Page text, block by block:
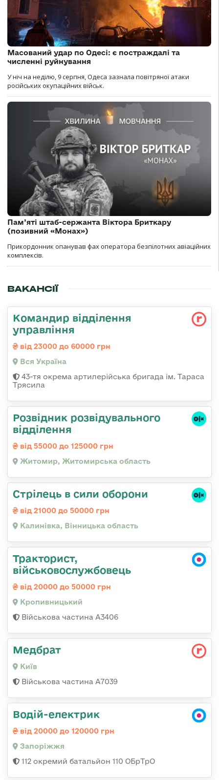
Масований удар по Одесі: є постраждалі та
численні руйнування
У ніч на неділю, 9 серпня, Одеса зазнала повітряної атаки
російських окупаційних військ.
Пам’яті штаб-сержанта Віктора Бриткару
(позивний «Монах»)
Прикордонник опанував фах оператора безпілотних авіаційних
комплексів.
ВАКАНСІЇ
Командир відділення
управління
від 23000 до 60000 грн
Вся Україна
43-тя окрема артилерійська бригада ім. Тараса
Трясила
Розвідник розвідувального
відділення
від 55000 до 125000 грн
Житомир, Житомирська область
Стрілець в сили оборони
від 21000 до 50000 грн
Калинівка, Вінницька область
Тракторист,
військовослужбовець
від 20000 до 50000 грн
Кропивницький
Військова частина А3406
Медбрат
Київ
Військова частина А7039
Водій-електрик
від 20000 до 120000 грн
Запоріжжя
112 окремий батальйон 110 ОБрТрО